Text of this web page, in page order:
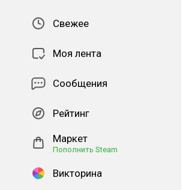
Свежее
Моя лента
Сообщения
Рейтинг
Маркет
Пополнить Steam
Викторина